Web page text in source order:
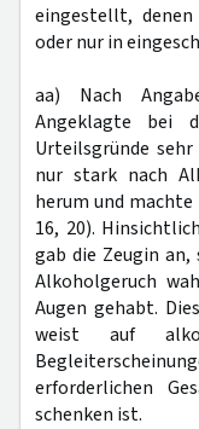
eingestellt,
oder nur in
aa) Nach
Angeklagte bei
Urteilsgründe
nur stark nach
herum und machte
16, 20).
gab die Zeugin
Alkoholgeruch
Augen gehabt.
weist auf
erforderlichen
schenken ist.